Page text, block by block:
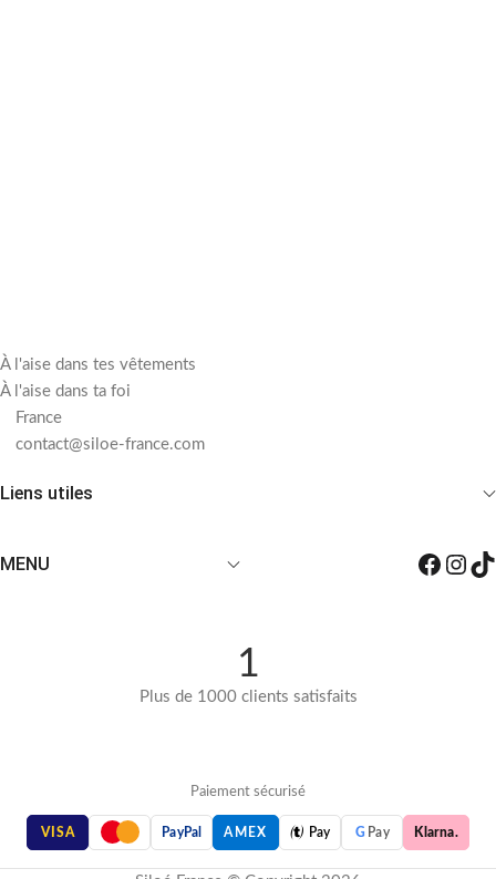
À l'aise dans tes vêtements
À l'aise dans ta foi
France
contact@siloe-france.com
Liens utiles
MENU
1
Plus de 1000 clients satisfaits
Paiement sécurisé
VISA PayPal AMEX  Pay G Pay Klarna.